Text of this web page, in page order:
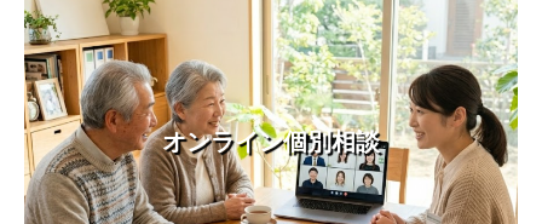
オンライン個別相談